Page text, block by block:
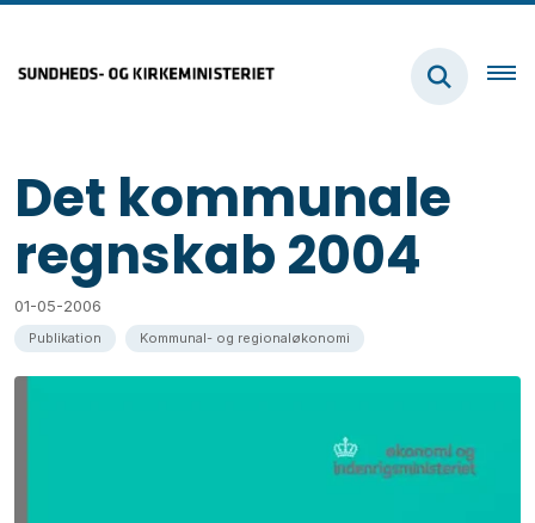
Det kommunale
regnskab 2004
01-05-2006
Publikation Kommunal- og regionaløkonomi